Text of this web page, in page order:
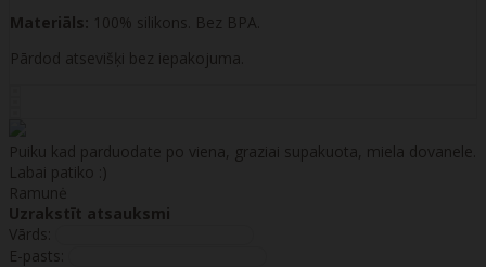
Materiāls: 100% silikons. Bez BPA.
Pārdod atsevišķi bez iepakojuma.
Puiku kad parduodate po viena, graziai supakuota, miela dovanele.
Labai patiko :)
Ramunė
Uzrakstīt atsauksmi
Vārds:
E-pasts: